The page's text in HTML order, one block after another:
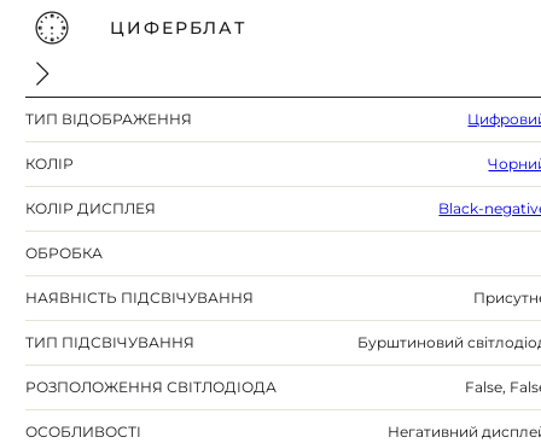
ЦИФЕРБЛАТ
ТИП ВІДОБРАЖЕННЯ
КОЛІР
КОЛІР ДИСПЛЕЯ Black-
ОБРОБКА
НАЯВНІСТЬ ПІДСВІЧУВАННЯ
ТИП ПІДСВІЧУВАННЯ Бурштиновий
РОЗПОЛОЖЕННЯ СВІТЛОДІОДА False,
ОСОБЛИВОСТІ Негативний